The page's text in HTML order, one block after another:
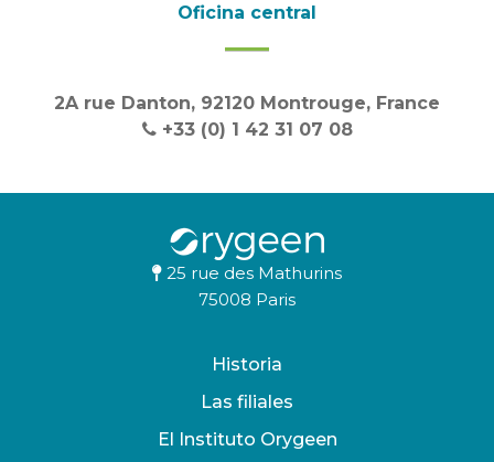
Oficina central
2A rue Danton, 92120 Montrouge, France
+33 (0) 1 42 31 07 08
25 rue des Mathurins
75008 Paris
Historia
Las filiales
El Instituto Orygeen